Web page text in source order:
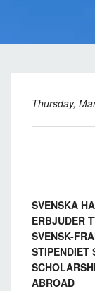
Thursday,
SVENSKA
ERBJUDER
SVENSK-
STIPENDIET
ABROAD